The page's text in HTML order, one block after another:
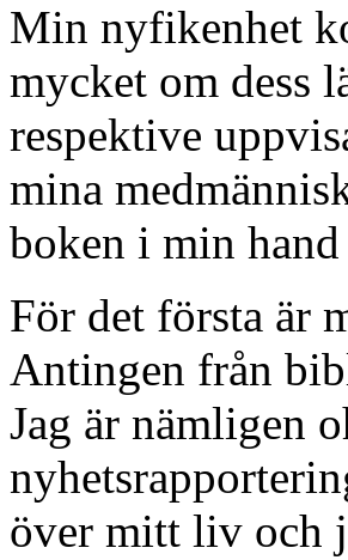
Min nyfikenhet
mycket om dess
respektive
mina
boken i min
För det första är
Antingen från
Jag är nämligen
över mitt liv och